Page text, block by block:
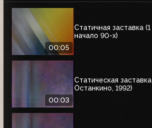
00:05
Статичная заставка
начало 90-х)
00:03
Статическая заставка
Останкино, 1992)